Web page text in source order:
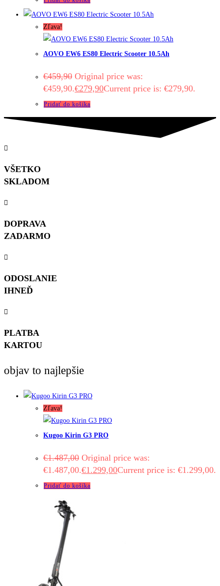
Zľava!
AOVO EW6 ES80 Electric Scooter 10.5Ah
€459,90 Original price was:
€459,90.€279,90Current price is: €279,90.
Pridať do košíka
VŠETKO
SKLADOM
DOPRAVA
ZADARMO
ODOSLANIE
IHNEĎ
PLATBA
KARTOU
objav to najlepšie
Zľava!
Kugoo Kirin G3 PRO
€1.487,00 Original price was:
€1.487,00.€1.299,00Current price is: €1.299,00.
Pridať do košíka